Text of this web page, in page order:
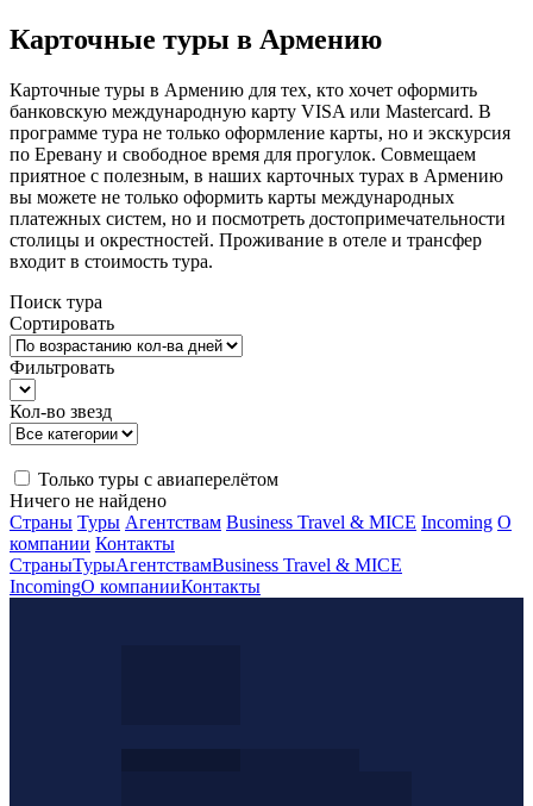
Карточные туры в Армению
Карточные туры в Армению для тех, кто хочет оформить
банковскую международную карту VISA или Mastercard. В
программе тура не только оформление карты, но и экскурсия
по Еревану и свободное время для прогулок. Совмещаем
приятное с полезным, в наших карточных турах в Армению
вы можете не только оформить карты международных
платежных систем, но и посмотреть достопримечательности
столицы и окрестностей. Проживание в отеле и трансфер
входит в стоимость тура.
Поиск тура
Сортировать
Фильтровать
Кол-во звезд
Только туры с авиаперелётом
Ничего не найдено
Страны Туры Агентствам Business Travel & MICE Incoming О
компании Контакты
СтраныТурыАгентствамBusiness Travel & MICE
IncomingО компанииКонтакты